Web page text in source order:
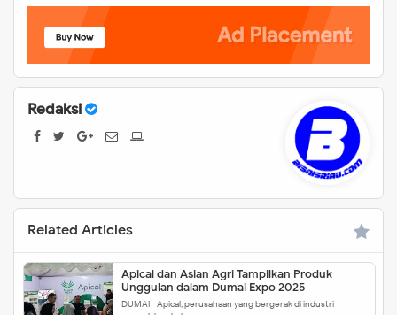
Redaksi
Related Articles
Apical dan Asian Agri Tampilkan Produk
Unggulan dalam Dumai Expo 2025
DUMAI - Apical, perusahaan yang bergerak di industri